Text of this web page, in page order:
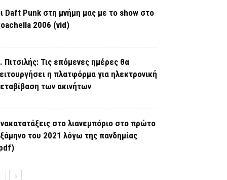
Daft Punk στη μνήμη μας με το show στο
2006 (vid)
Πιτσιλής: Τις επόμενες ημέρες θα
η πλατφόρμα για ηλεκτρονική
των ακινήτων
στο λιανεμπόριο στο πρώτο
του 2021 λόγω της πανδημίας